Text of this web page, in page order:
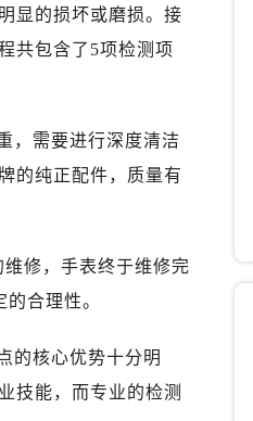
13室（需提前预约）
约）
）
显的损坏或磨损。接
共包含了5项检测项
，需要进行深度清洁
的纯正配件，质量有
修，手表终于维修完
合理性。
的核心优势十分明
技能，而专业的检测